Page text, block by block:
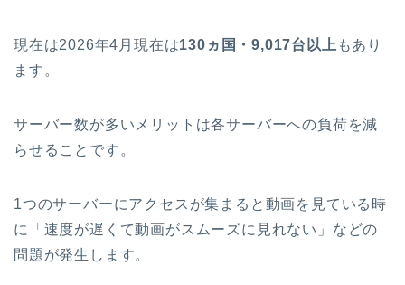
現在は2026年4月現在は130ヵ国・9,017台以上 もあり
ます。
サーバー数が多いメリットは各サーバーへの負荷を減
らせることです。
1つのサーバーにアクセスが集まると動画を見ている時
に「速度が遅くて動画がスムーズに見れない」などの
問題が発生します。